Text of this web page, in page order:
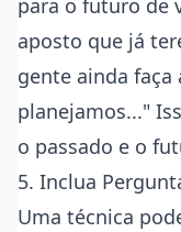
para o futuro de
aposto que já
gente ainda faça
planejamos..."
o passado e o
5. Inclua
Uma técnica